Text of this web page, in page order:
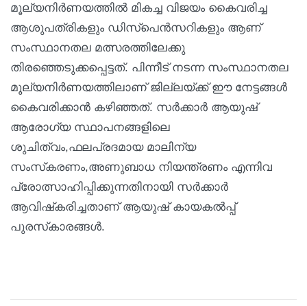
മൂല്യനിർണയത്തിൽ മികച്ച വിജയം കൈവരിച്ച
ആശുപത്രികളും ഡിസ്പെൻസറികളും ആണ്
സംസ്ഥാനതല മത്സരത്തിലേക്കു
തിരഞ്ഞെടുക്കപ്പെട്ടത്. പിന്നീട് നടന്ന സംസ്ഥാനതല
മൂല്യനിർണയത്തിലാണ് ജില്ലയ്ക്ക് ഈ നേട്ടങ്ങൾ
കൈവരിക്കാൻ കഴിഞ്ഞത്. സർക്കാർ ആയുഷ്
ആരോഗ്യ സ്ഥാപനങ്ങളിലെ
ശുചിത്വം,ഫലപ്രദമായ മാലിന്യ
സംസ്‌കരണം,അണുബാധ നിയന്ത്രണം എന്നിവ
പ്രോത്സാഹിപ്പിക്കുന്നതിനായി സർക്കാർ
ആവിഷ്‌കരിച്ചതാണ് ആയുഷ് കായകൽപ്പ്
പുരസ്‌കാരങ്ങൾ.